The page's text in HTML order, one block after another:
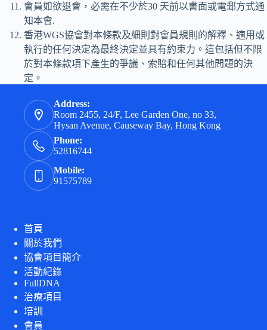
會員如欲退會，必需在不少於30 天前以書面或電郵方式通
知本會.
香港WGS協會對本條款及細則對會員規則的解釋、適用或
執行的任何決定為最終決定並具有約束力。這包括但不限
於對本條款項下產生的爭議、索賠和任何其他問題的決
定。
Address:
Room 2455, 24/F, Lee Garden One, no 33,
Hysan Avenue, Causeway Bay, Hong Kong
Phone:
52816744
Mobile:
91575789
首頁
關於我們
協會項目簡介
活動紀錄
FullDNA
治療項目
培訓
會員